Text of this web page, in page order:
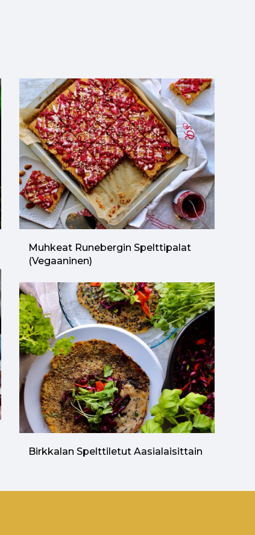
Muhkeat Runebergin Spelttipalat
(vegaaninen)
Birkkalan Spelttiletut Aasialaisittain